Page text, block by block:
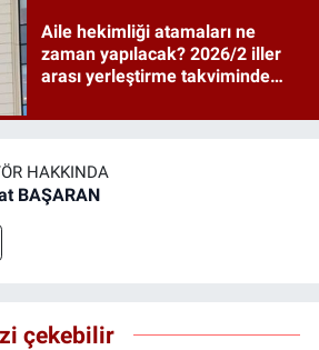
Aile hekimliği atamaları ne
zaman yapılacak? 2026/2 iller
arası yerleştirme takviminde
HAKKINDA
BAŞARAN
çekebilir